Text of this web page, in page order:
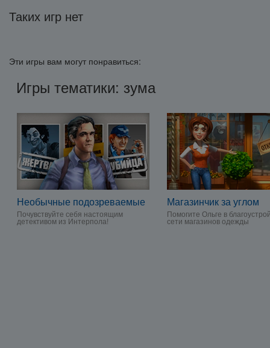
Таких игр нет
Эти игры вам могут понравиться:
Игры тематики: зума
Необычные подозреваемые
Почувствуйте себя настоящим
детективом из Интерпола!
Магазинчик за углом
Помогите Ольге в
сети магазинов одежды